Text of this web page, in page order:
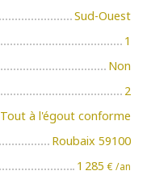
Sud-Ouest
1
Non
2
Tout à l'égout conforme
Roubaix 59100
1 285€ /an